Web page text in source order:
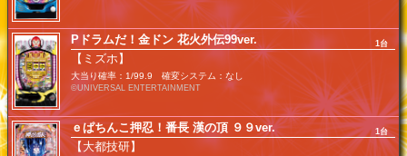
1台
Pドラムだ！金ドン 花火外伝99ver.
【ミズホ】
大当り確率：1/99.9 確変システム：なし
©UNIVERSAL ENTERTAINMENT
1台
ｅぱちんこ押忍！番長 漢の頂 ９９ver.
【大都技研】